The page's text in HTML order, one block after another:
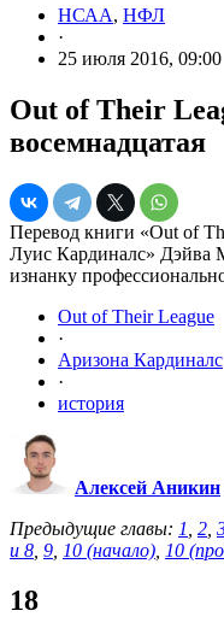
НСАА, НФЛ
·
25 июля 2016, 09:00
Out of Their
восемнадцатая
Перевод книги «Out of
Луис Кардиналс» Дэйва
изнанку
Out of Their League
·
Аризона Кардиналс
·
история
Алексей Аникин
Предыдущие главы: 1 2
и 8 9 10 (начало) 10
18